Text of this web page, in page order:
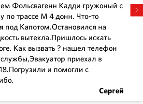
Фольсвагенн Кадди гружоный с
по трассе М 4 донн. Что-то
под Капотом.Остановился на
вытекла.Пришлось искать
Как вызвать ? нашел телефон
приехал в
и помогли с
Сергей
Николай